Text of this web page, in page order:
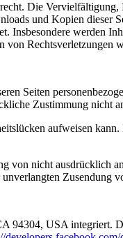
Die
und Kopien dieser
werden
Rechtsverletzungen
Seiten
Zustimmung nicht
aufweisen
von nicht ausdrücklich
Zusendung
94304, USA integriert.